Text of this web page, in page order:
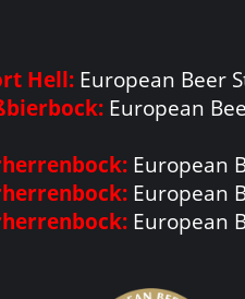
Hell: European Beer
European
European
European
European